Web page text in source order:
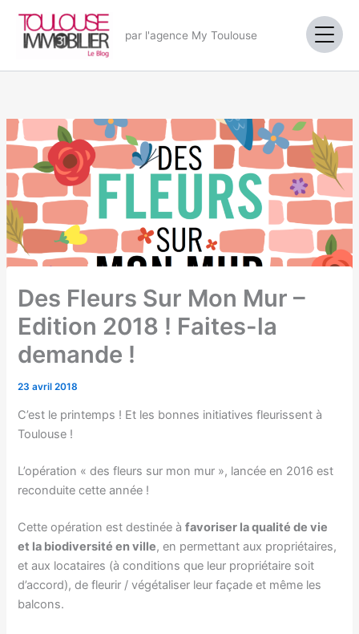
contenu
par l'agence My Toulouse
Des Fleurs Sur Mon Mur –
Edition 2018 ! Faites-la
demande !
23 avril 2018
C’est le printemps ! Et les bonnes initiatives fleurissent à
Toulouse !
L’opération « des fleurs sur mon mur », lancée en 2016 est
reconduite cette année !
Cette opération est destinée àfavoriser la qualité de vie
et la biodiversité en ville, en permettant aux propriétaires,
et aux locataires (à conditions que leur propriétaire soit
d’accord), de fleurir / végétaliser leur façade et même les
balcons.